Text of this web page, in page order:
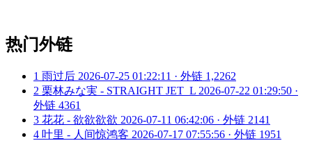
热门外链
1 雨过后 2026-07-25 01:22:11 · 外链 1,2262
2 栗林みな実 - STRAIGHT JET_L 2026-07-22 01:29:50 ·
外链 4361
3 花花 - 欲欲欲欲 2026-07-11 06:42:06 · 外链 2141
4 叶里 - 人间惊鸿客 2026-07-17 07:55:56 · 外链 1951